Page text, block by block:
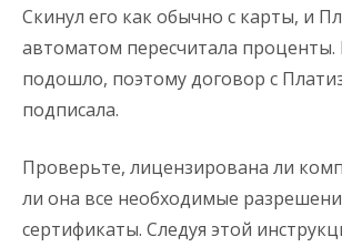
Скинул его как обычно с карты, и
автоматом пересчитала проценты.
подошло, поэтому договор с
подписала.
Проверьте, лицензирована ли
ли она все необходимые
сертификаты. Следуя этой